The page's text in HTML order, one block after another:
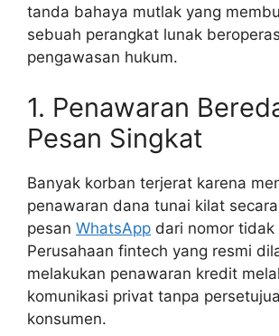
tanda bahaya mutlak yang
sebuah perangkat lunak
pengawasan hukum.
1. Penawaran
Pesan Singkat
Banyak korban terjerat karena
penawaran dana tunai kilat
pesan WhatsApp dari nomor tidak
Perusahaan fintech yang resmi
melakukan penawaran kredit
komunikasi privat tanpa
konsumen.